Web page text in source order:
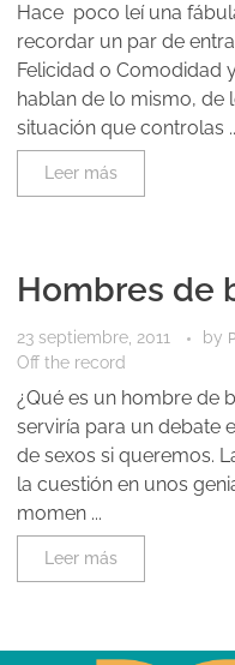
Hace poco leí una
recordar un par de
Felicidad o Comodidad
hablan de lo mismo, de
situación que controlas
Leer más
Hombres de
23 septiembre, 2011 by
Off the record
¿Qué es un hombre de
serviría para un debate
de sexos si queremos.
la cuestión en unos
momen ...
Leer más